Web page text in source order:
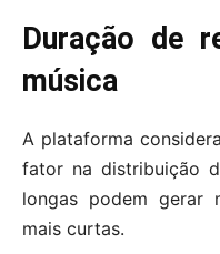
Duração de
música
A plataforma
fator na distribuição
longas podem gerar
mais curtas.